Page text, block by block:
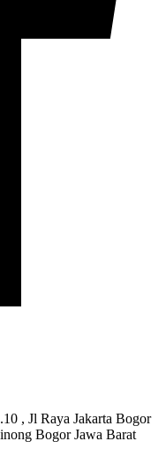
, Jl Raya Jakarta Bogor
Bogor Jawa Barat